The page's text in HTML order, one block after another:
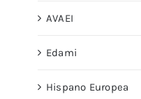
AVAEI
Edami
Hispano Europea